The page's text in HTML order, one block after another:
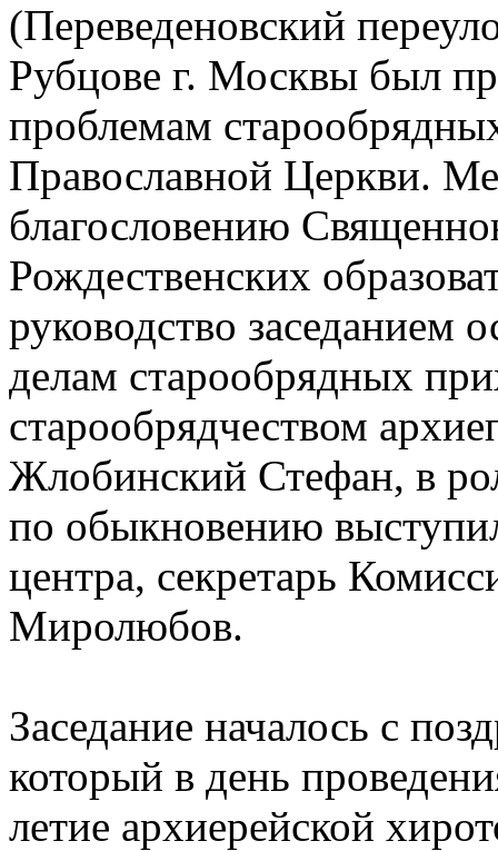
(Переведеновский
Рубцове г. Москвы был
проблемам
Православной Церкви.
благословению
Рождественских
руководство заседанием
делам старообрядных
старообрядчеством
Жлобинский Стефан, в
по обыкновению
центра, секретарь
Миролюбов.
Заседание началось с
который в день
летие архиерейской